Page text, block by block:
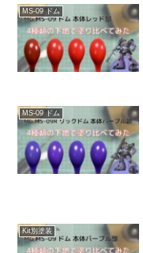
MS-09 ドム
MS-09 ドム
Kit別塗装